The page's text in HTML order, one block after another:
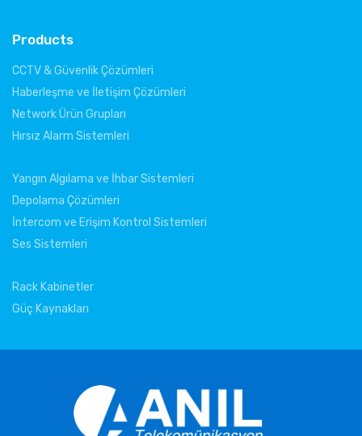
Products
CCTV & Güvenlik Çözümleri
Haberleşme ve İletişim Çözümleri
Network Ürün Grupları
Hırsız Alarm Sistemleri
Yangın Algılama ve İhbar Sistemleri
Depolama Çözümleri
İntercom ve Erişim Kontrol Sistemleri
Ses Sistemleri
Rack Kabinetler
Güç Kaynakları